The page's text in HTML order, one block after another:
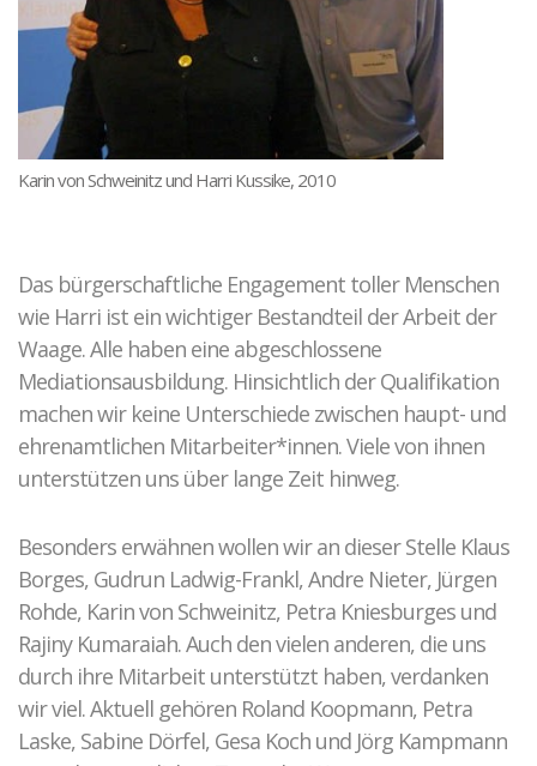
Karin von Schweinitz und Harri Kussike, 2010
Das bürgerschaftliche Engagement toller Menschen
wie Harri ist ein wichtiger Bestandteil der Arbeit der
Waage. Alle haben eine abgeschlossene
Mediationsausbildung. Hinsichtlich der Qualifikation
machen wir keine Unterschiede zwischen haupt- und
ehrenamtlichen Mitarbeiter*innen. Viele von ihnen
unterstützen uns über lange Zeit hinweg.
Besonders erwähnen wollen wir an dieser Stelle Klaus
Borges, Gudrun Ladwig-Frankl, Andre Nieter, Jürgen
Rohde, Karin von Schweinitz, Petra Kniesburges und
Rajiny Kumaraiah. Auch den vielen anderen, die uns
durch ihre Mitarbeit unterstützt haben, verdanken
wir viel. Aktuell gehören Roland Koopmann, Petra
Laske, Sabine Dörfel, Gesa Koch und Jörg Kampmann